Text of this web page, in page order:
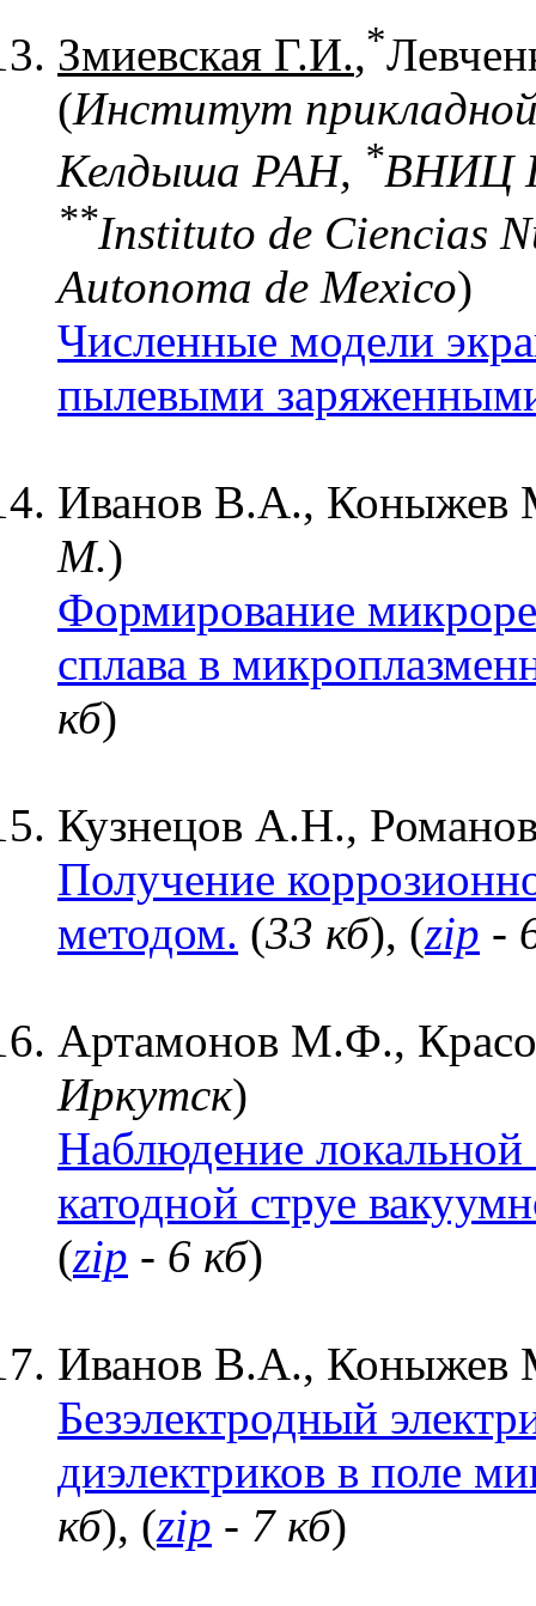
Змиевская Г.И.,*
(Институт
Келдыша РАН, *ВНИЦ
**Instituto de Ciencias
Autonoma de Mexico)
Численные модели
пылевыми
Иванов В.А.,
М.)
Формирование
сплава в
кб)
Кузнецов А.Н.,
Получение
методом. (33 кб), (zip -
Артамонов М.Ф.,
Иркутск)
Наблюдение локальной
катодной струе
(zip - 6 кб)
Иванов В.А., Коныжев
Безэлектродный
диэлектриков в поле
кб), (zip - 7 кб)